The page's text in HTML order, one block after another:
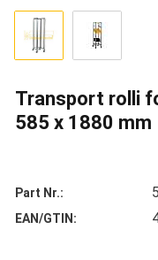
Transport rolli
585 x 1880 mm
Part Nr.
EAN/GTIN